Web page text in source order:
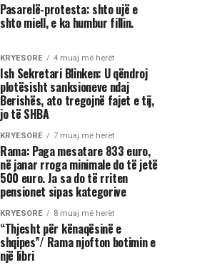
Pasarelë-protesta: shto ujë e
shto miell, e ka humbur fillin.
KRYESORE 4 muaj më herët
Ish Sekretari Blinken: U qëndroj
plotësisht sanksioneve ndaj
Berishës, ato tregojnë fajet e tij,
jo të SHBA
KRYESORE 7 muaj më herët
Rama: Paga mesatare 833 euro,
në janar rroga minimale do të jetë
500 euro. Ja sa do të rriten
pensionet sipas kategorive
KRYESORE 8 muaj më herët
“Thjesht për kënaqësinë e
shqipes”/ Rama njofton botimin e
një libri